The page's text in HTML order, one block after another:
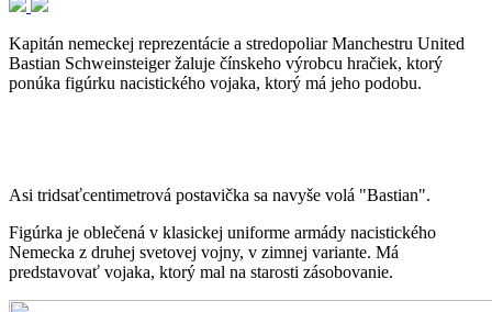
Kapitán nemeckej reprezentácie a stredopoliar Manchestru United
Bastian Schweinsteiger žaluje čínskeho výrobcu hračiek, ktorý
ponúka figúrku nacistického vojaka, ktorý má jeho podobu.
Asi tridsaťcentimetrová postavička sa navyše volá "Bastian".
Figúrka je oblečená v klasickej uniforme armády nacistického
Nemecka z druhej svetovej vojny, v zimnej variante. Má
predstavovať vojaka, ktorý mal na starosti zásobovanie.